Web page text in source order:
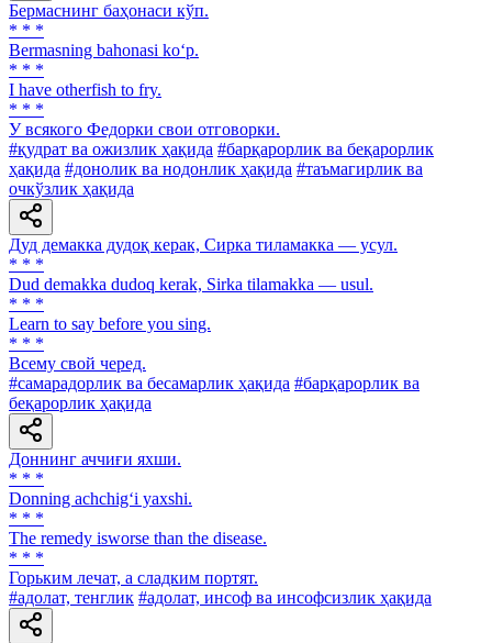
Бермаснинг баҳонаси кўп.
* * *
Bermasning bahonasi ko‘p.
* * *
I have otherfish to fry.
* * *
У всякого Федорки свои отговорки.
#қудрат ва ожизлик ҳақида #барқарорлик ва беқарорлик
ҳақида #донолик ва нодонлик ҳақида #таъмагирлик ва
очкўзлик ҳақида
Дуд демакка дудоқ керак, Сирка тиламакка — усул.
* * *
Dud demakka dudoq kerak, Sirka tilamakka — usul.
* * *
Learn to say before you sing.
* * *
Всему свой черед.
#самарадорлик ва бесамарлик ҳақида #барқарорлик ва
беқарорлик ҳақида
Доннинг аччиғи яхши.
* * *
Donning achchig‘i yaxshi.
* * *
The remedy isworse than the disease.
* * *
Горьким лечат, а сладким портят.
#адолат, тенглик #адолат, инсоф ва инсофсизлик ҳақида